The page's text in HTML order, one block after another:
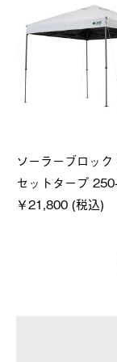
ソーラーブロッ
セットタープ
￥21,800 (税込)